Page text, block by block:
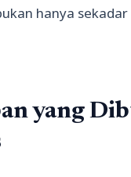
hanya
yang